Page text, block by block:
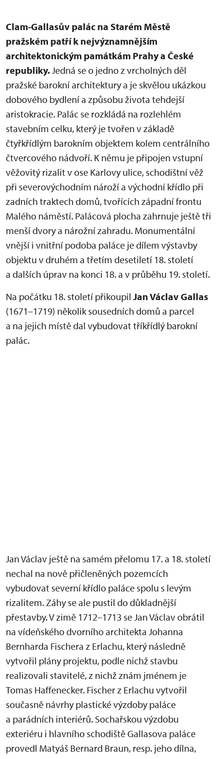
Clam-Gallasův palác na Starém Městě
pražském patří k nejvýznamnějším
architektonickým památkám Prahy a České
republiky.Jedná se o jedno z vrcholných děl
pražské barokní architektury a je skvělou ukázkou
dobového bydlení a způsobu života tehdejší
aristokracie. Palác se rozkládá na rozlehlém
stavebním celku, který je tvořen v základě
čtyřkřídlým barokním objektem kolem centrálního
čtvercového nádvoří. K němu je připojen vstupní
věžovitý rizalit v ose Karlovy ulice, schodištní věž
při severovýchodním nároží a východní křídlo při
zadních traktech domů, tvořících západní frontu
Malého náměstí. Palácová plocha zahrnuje ještě tři
menší dvory a nárožní zahradu. Monumentální
vnější i vnitřní podoba paláce je dílem výstavby
objektu v druhém a třetím desetiletí 18. století
a dalších úprav na konci 18. a v průběhu 19. století.
Na počátku 18. století přikoupil Jan Václav Gallas
(1671–1719) několik sousedních domů a parcel
a na jejich místě dal vybudovat tříkřídlý barokní
palác.
Jan Václav ještě na samém přelomu 17. a 18. století
nechal na nově přičleněných pozemcích
vybudovat severní křídlo paláce spolu s levým
rizalitem. Záhy se ale pustil do důkladnější
přestavby. V zimě 1712–1713 se Jan Václav obrátil
na vídeňského dvorního architekta Johanna
Bernharda Fischera z Erlachu, který následně
vytvořil plány projektu, podle nichž stavbu
realizovali stavitelé, z nichž znám jménem je
Tomas Haffenecker. Fischer z Erlachu vytvořil
současně návrhy plastické výzdoby paláce
a parádních interiérů. Sochařskou výzdobu
exteriéru i hlavního schodiště Gallasova paláce
provedl Matyáš Bernard Braun, resp. jeho dílna,